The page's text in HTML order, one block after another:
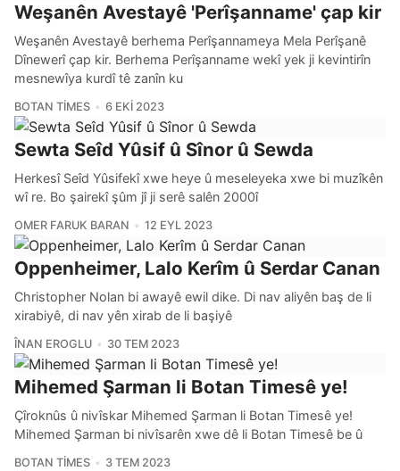
Weşanên Avestayê 'Perîşanname' çap kir
Weşanên Avestayê berhema Perîşannameya Mela Perîşanê
Dînewerî çap kir. Berhema Perîşanname wekî yek ji kevintirîn
mesnewîya kurdî tê zanîn ku
BOTAN TIMES 6 EKI 2023
Sewta Seîd Yûsif û Sînor û Sewda
Herkesî Seîd Yûsifekî xwe heye û meseleyeka xwe bi muzîkên
wî re. Bo şairekî şûm jî ji serê salên 2000î
OMER FARUK BARAN 12 EYL 2023
Oppenheimer, Lalo Kerîm û Serdar Canan
Christopher Nolan bi awayê ewil dike. Di nav aliyên baş de li
xirabiyê, di nav yên xirab de li başiyê
ÎNAN EROGLU 30 TEM 2023
Mihemed Şarman li Botan Timesê ye!
Çîroknûs û nivîskar Mihemed Şarman li Botan Timesê ye!
Mihemed Şarman bi nivîsarên xwe dê li Botan Timesê be û
BOTAN TIMES 3 TEM 2023